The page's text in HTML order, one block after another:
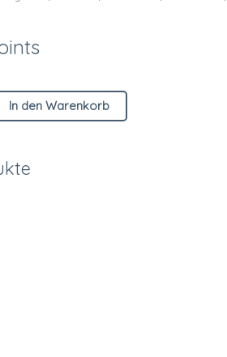
In den Warenkorb